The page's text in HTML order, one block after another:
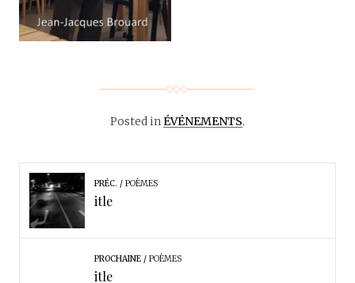
Posted inÉVÉNEMENTS.
PRÉC. POÈMES
itle
PROCHAINE POÈMES
itle